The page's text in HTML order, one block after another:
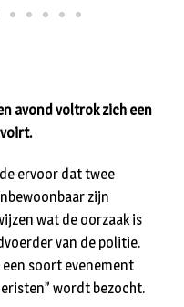
avond voltrok zich een
ervoor dat twee
zijn
wat de oorzaak is
van de politie.
soort evenement
wordt bezocht.